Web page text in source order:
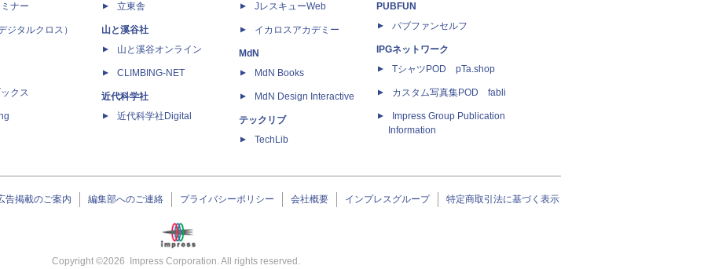
ナー
ジタルクロス）
クス
立東舎
山と溪谷社
山と溪谷オンライン
CLIMBING-NET
近代科学社
近代科学社Digital
JレスキューWeb
イカロスアカデミー
MdN
MdN Books
MdN Design Interactive
テックリブ
TechLib
PUBFUN
パブファンセルフ
IPGネットワーク
TシャツPOD pTa.shop
カスタム写真集POD fabli
Impress Group Publication
Information
告掲載のご案内 編集部へのご連絡 プライバシーポリシー 会社概要 インプレスグループ 特定商取引法に基づく表示
Copyright ©2026 Impress Corporation. All rights reserved.